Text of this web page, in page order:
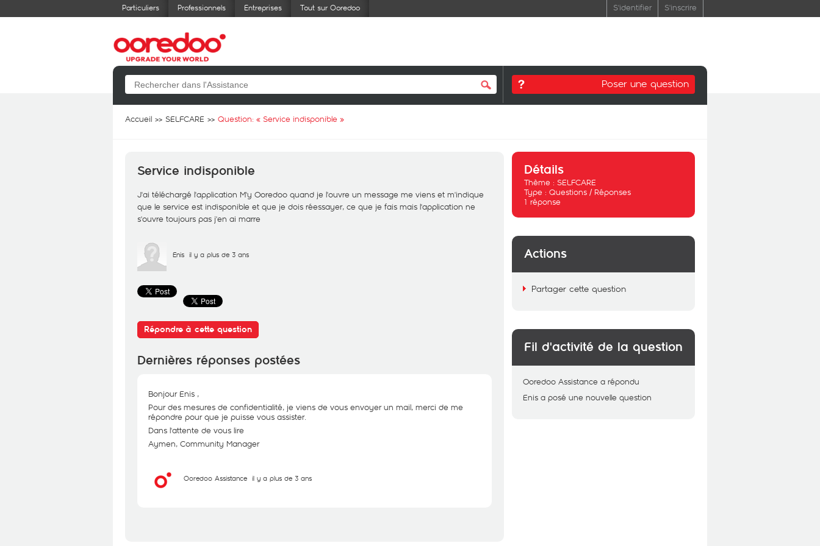
Particuliers Professionnels Entreprises Tout sur Ooredoo S'identifier S'inscrire
Poser une question
Accueil SELFCARE Question: « Service indisponible »
Service indisponible
J'ai téléchargé l'application M'y Ooredoo quand je l'ouvre un message me viens et m'indique
que le service est indisponible et que je dois réessayer, ce que je fais mais l'application ne
s'ouvre toujours pas j'en ai marre
Enis il y a plus de 3 ans
Répondre à cette question
Dernières réponses postées
Bonjour Enis ,
Pour des mesures de confidentialité, je viens de vous envoyer un mail, merci de me
répondre pour que je puisse vous assister.
Dans l'attente de vous lire
Aymen, Community Manager
Ooredoo Assistance il y a plus de 3 ans
Détails
Thème : SELFCARE
Type : Questions / Réponses
1 réponse
Actions
Partager cette question
Fil d'activité de la question
Ooredoo Assistance a répondu
Enis a posé une nouvelle question